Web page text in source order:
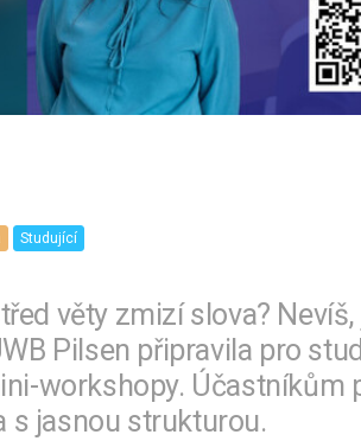
Studující
věty zmizí slova?
Pilsen připravila pro
workshopy. Účastníkům
s jasnou strukturou.